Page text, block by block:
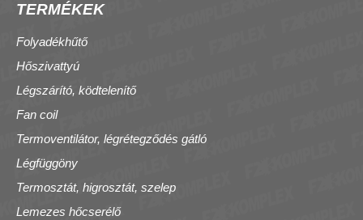
TERMÉKEK
Folyadékhűtő
Hőszivattyú
Légszárító, ködtelenítő
Fan coil
Termoventilátor, légrétegződés gátló
Légfüggöny
Termosztát, higrosztát, szelep
Lemezes hőcserélő